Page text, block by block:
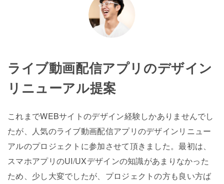
ライブ動画配信アプリのデザイン
リニューアル提案
これまでWEBサイトのデザイン経験しかありませんでし
たが、人気のライブ動画配信アプリのデザインリニュー
アルのプロジェクトに参加させて頂きました。最初は、
スマホアプリのUI/UXデザインの知識があまりなかった
ため、少し大変でしたが、プロジェクトの方も良い方ば